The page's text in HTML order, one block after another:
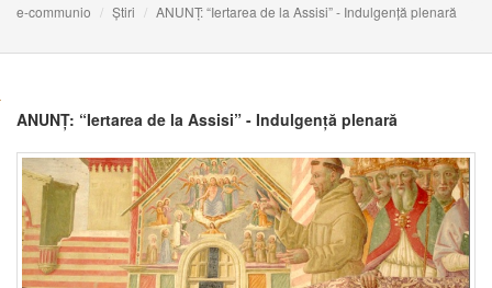
e-communio Știri ANUNȚ: “Iertarea de la Assisi” - Indulgență plenară
ANUNȚ: “Iertarea de la Assisi” - Indulgență plenară